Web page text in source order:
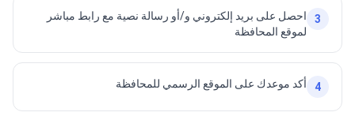
3
احصل على بريد إلكتروني و/أو رسالة نصية مع رابط مباشر
لموقع المحافظة
4 أكد موعدك على الموقع الرسمي للمحافظة